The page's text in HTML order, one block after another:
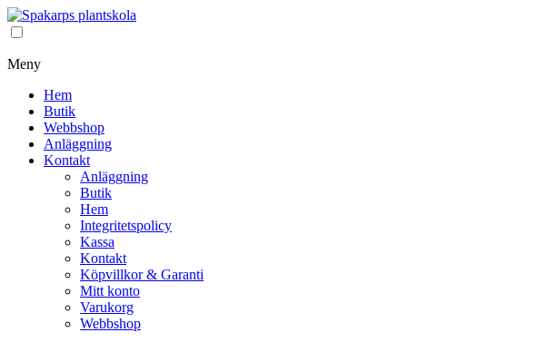
Meny
Hem
Butik
Webbshop
Anläggning
Kontakt
Anläggning
Butik
Hem
Integritetspolicy
Kassa
Kontakt
Köpvillkor & Garanti
Mitt konto
Varukorg
Webbshop